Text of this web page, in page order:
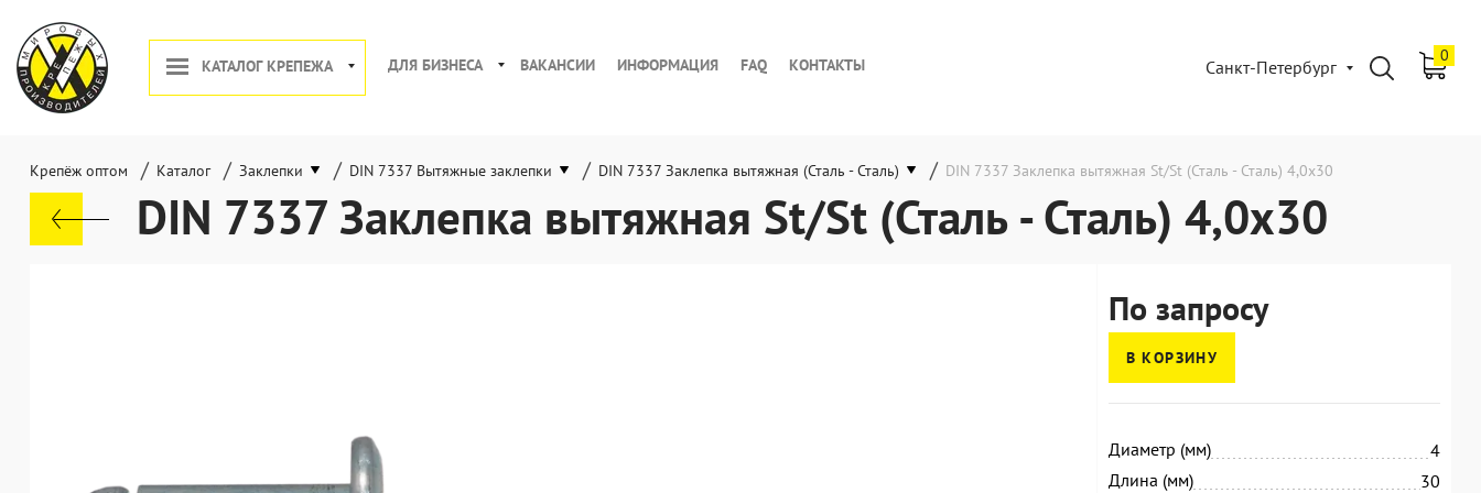
КАТАЛОГ КРЕПЕЖА ДЛЯ БИЗНЕСА ВАКАНСИИ ИНФОРМАЦИЯ FAQ КОНТАКТЫ Санкт-Петербург
0
Крепёж оптом / Каталог / Заклепки / DIN 7337 Вытяжные заклепки / DIN 7337 Заклепка вытяжная (Сталь - Сталь) / DIN 7337 Заклепка вытяжная St/St (Сталь - Сталь) 4,0x30
DIN 7337 Заклепка вытяжная St/St (Сталь - Сталь) 4,0x30
По запросу
В КОРЗИНУ
Диаметр (мм)
4
Длина (мм)
30